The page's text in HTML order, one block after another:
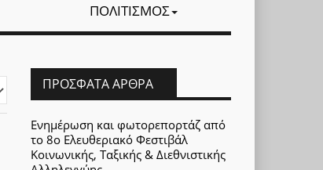
ΠΟΛΙΤΙΣΜΌΣ
ΠΡΌΣΦΑΤΑ ΆΡΘΡΑ
Ενημέρωση και φωτορεπορτάζ από
το 8ο Ελευθεριακό Φεστιβάλ
Κοινωνικής, Ταξικής & Διεθνιστικής